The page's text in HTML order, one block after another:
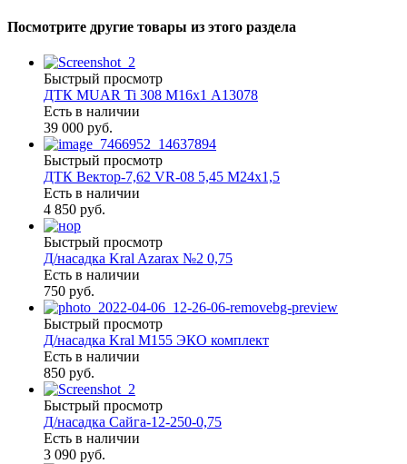
Посмотрите другие товары из этого раздела
Быстрый просмотр
ДТК MUAR Ti 308 М16х1 А13078
Есть в наличии
39 000 руб.
Быстрый просмотр
ДТК Вектор-7,62 VR-08 5,45 М24х1,5
Есть в наличии
4 850 руб.
Быстрый просмотр
Д/насадка Kral Azarax №2 0,75
Есть в наличии
750 руб.
Быстрый просмотр
Д/насадка Kral М155 ЭКО комплект
Есть в наличии
850 руб.
Быстрый просмотр
Д/насадка Сайга-12-250-0,75
Есть в наличии
3 090 руб.